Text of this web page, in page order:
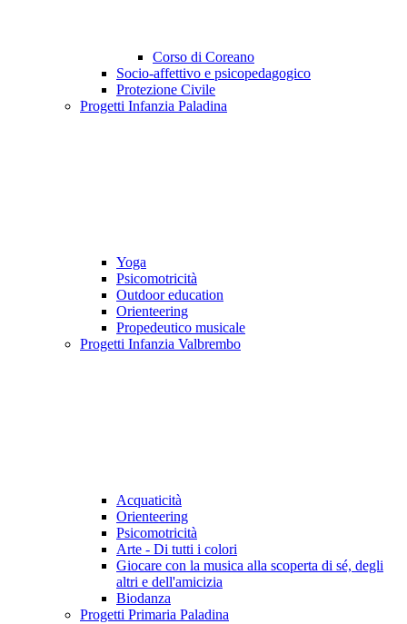
Corso di Coreano
Socio-affettivo e psicopedagogico
Protezione Civile
Progetti Infanzia Paladina
Yoga
Psicomotricità
Outdoor education
Orienteering
Propedeutico musicale
Progetti Infanzia Valbrembo
Acquaticità
Orienteering
Psicomotricità
Arte - Di tutti i colori
Giocare con la musica alla scoperta di sé, degli
altri e dell'amicizia
Biodanza
Progetti Primaria Paladina